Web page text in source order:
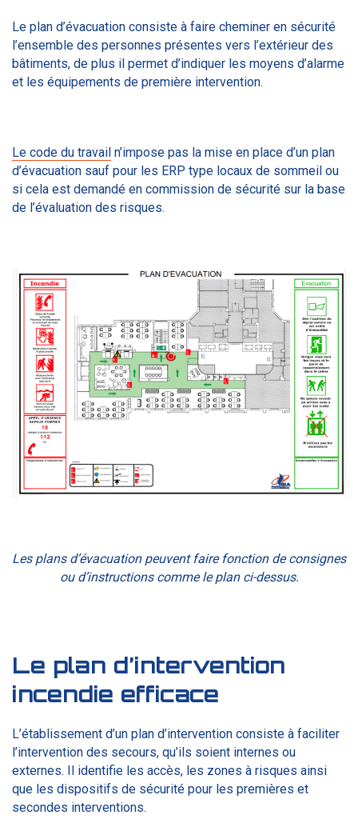
Le plan d’évacuation consiste à faire cheminer en sécurité
l’ensemble des personnes présentes vers l’extérieur des
bâtiments, de plus il permet d’indiquer les moyens d’alarme
et les équipements de première intervention.
Le code du travail n’impose pas la mise en place d’un plan
d’évacuation sauf pour les ERP type locaux de sommeil ou
si cela est demandé en commission de sécurité sur la base
de l’évaluation des risques.
Les plans d’évacuation peuvent faire fonction de consignes
ou d’instructions comme le plan ci-dessus.
Le plan d’intervention
incendie efficace
L’établissement d’un plan d’intervention consiste à faciliter
l’intervention des secours, qu’ils soient internes ou
externes. Il identifie les accès, les zones à risques ainsi
que les dispositifs de sécurité pour les premières et
secondes interventions.